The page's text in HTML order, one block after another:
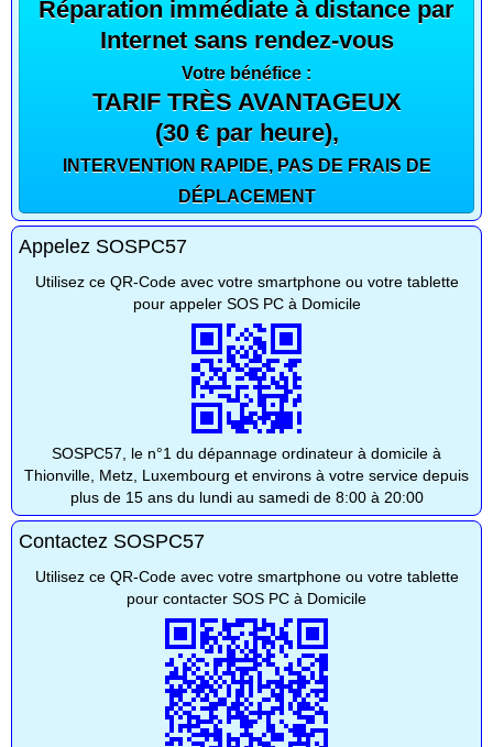
Réparation immédiate à distance par
Internet sans rendez-vous
Votre bénéfice :
TARIF TRÈS AVANTAGEUX
(30 € par heure),
INTERVENTION RAPIDE, PAS DE FRAIS DE
DÉPLACEMENT
Appelez SOSPC57
Utilisez ce QR-Code avec votre smartphone ou votre tablette
pour appeler SOS PC à Domicile
SOSPC57, le n°1 du dépannage ordinateur à domicile à
Thionville, Metz, Luxembourg et environs à votre service depuis
plus de 15 ans du lundi au samedi de 8:00 à 20:00
Contactez SOSPC57
Utilisez ce QR-Code avec votre smartphone ou votre tablette
pour contacter SOS PC à Domicile